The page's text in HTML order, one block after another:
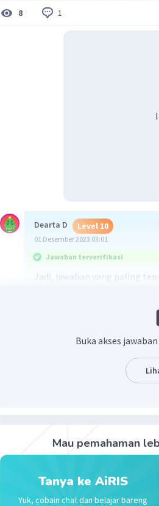
8 1
Dearta D Level 10
01 Desember 2023 03:01
Jawaban terverifikasi
Jadi, jawaban yang paling
Pancasila, pidato tersebut
dalam kemerdekaan
berfungsi sebagai
kemerdekaan Indonesia.
Buka akses
Mau pemahaman
Tanya ke AiRIS
Yuk, cobain chat dan belajar bareng